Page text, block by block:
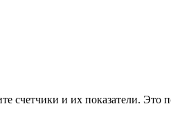
счетчики и их показатели.